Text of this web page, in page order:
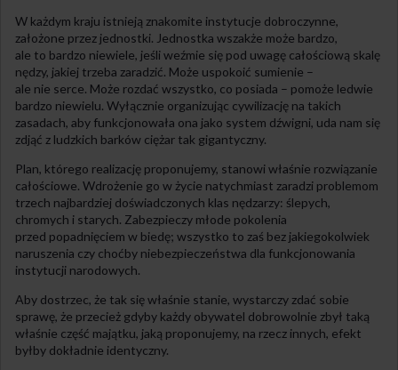
W każdym kraju istnieją znakomite instytucje dobroczynne,
założone przez jednostki. Jednostka wszakże może bardzo,
ale to bardzo niewiele, jeśli weźmie się pod uwagę całościową skalę
nędzy, jakiej trzeba zaradzić. Może uspokoić sumienie –
ale nie serce. Może rozdać wszystko, co posiada – pomoże ledwie
bardzo niewielu. Wyłącznie organizując cywilizację na takich
zasadach, aby funkcjonowała ona jako system dźwigni, uda nam się
zdjąć z ludzkich barków ciężar tak gigantyczny.
Plan, którego realizację proponujemy, stanowi właśnie rozwiązanie
całościowe. Wdrożenie go w życie natychmiast zaradzi problemom
trzech najbardziej doświadczonych klas nędzarzy: ślepych,
chromych i starych. Zabezpieczy młode pokolenia
przed popadnięciem w biedę; wszystko to zaś bez jakiegokolwiek
naruszenia czy choćby niebezpieczeństwa dla funkcjonowania
instytucji narodowych.
Aby dostrzec, że tak się właśnie stanie, wystarczy zdać sobie
sprawę, że przecież gdyby każdy obywatel dobrowolnie zbył taką
właśnie część majątku, jaką proponujemy, na rzecz innych, efekt
byłby dokładnie identyczny.